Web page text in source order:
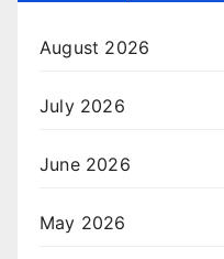
August 2026
July 2026
June 2026
May 2026